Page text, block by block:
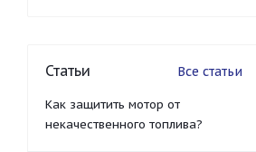
Статьи Все статьи
Как защитить мотор от
некачественного топлива?